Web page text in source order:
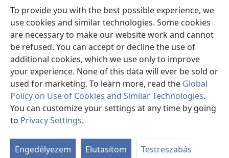
To provide you with the best possible experience, we
use cookies and similar technologies. Some cookies
are necessary to make our website work and cannot
be refused. You can accept or decline the use of
additional cookies, which we use only to improve
your experience. None of this data will ever be sold or
used for marketing. To learn more, read the Global
Policy on Use of Cookies and Similar Technologies.
You can customize your settings at any time by going
to Privacy Settings.
Engedélyezem Elutasítom Testreszabás
Előző Következő
Kiadói információk
Copyright©2026Watch Tower Bible and Tract Society of
Pennsylvania.
FELHASZNÁLÁSI FELTÉTELEK| ADATVÉDELMI SZABÁLYZAT|
ADATVÉDELMI BEÁLLÍTÁSOK